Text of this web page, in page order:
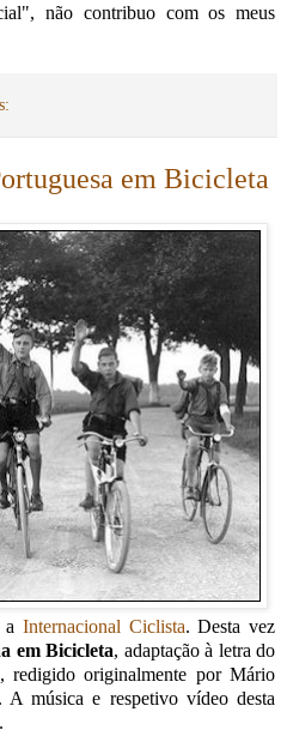
não contribuo com os meus
em Bicicleta
a Internacional Ciclista. Desta vez
em Bicicleta, adaptação à letra do
redigido originalmente por Mário
música e respetivo vídeo desta